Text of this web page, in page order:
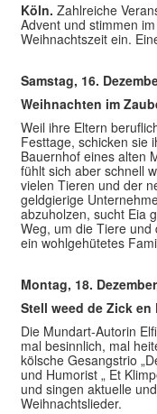
Köln. Zahlreiche
Advent und stimmen
Weihnachtszeit ein.
Samstag, 16.
Weihnachten im
Weil ihre Eltern
Festtage, schicken sie
Bauernhof eines alten
fühlt sich aber schnell
vielen Tieren und der
geldgierige
abzuholzen, sucht Eia
Weg, um die Tiere
ein wohlgehütetes
Montag, 18.
Stell weed de Zick en
Die Mundart-Autorin
mal besinnlich, mal
kölsche Gesangstrio
und Humorist „ Et
und singen aktuelle
Weihnachtslieder.